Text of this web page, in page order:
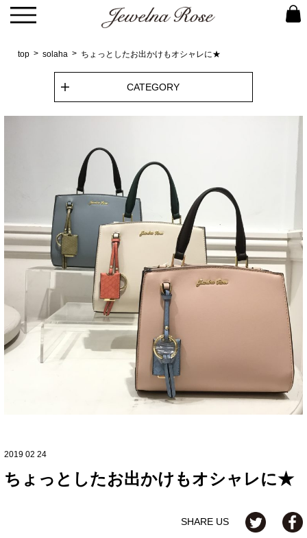
top solaha ちょっとしたお出かけもオシャレに★
CATEGORY
2019 02 24
ちょっとしたお出かけもオシャレに★
SHARE US